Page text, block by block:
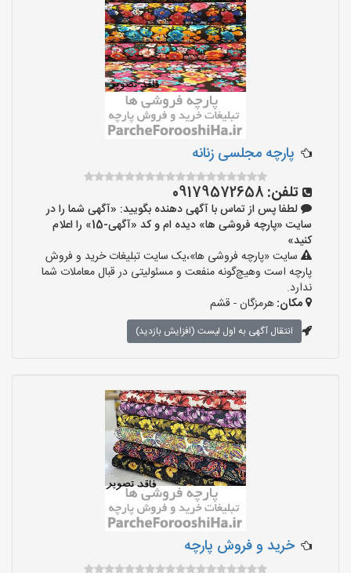
پارچه مجلسی زنانه
تلفن: 09179572658
لطفا پس از تماس با آگهی دهنده بگویید: «آگهی شما را در
سایت «پارچه فروشی ها» دیده ام و کد «آگهی-15» را اعلام
کنید»
سایت «پارچه فروشی ها»،یک سایت تبلیغات خرید و فروش
پارچه است وهیچ‌گونه منفعت و مسئولیتی در قبال معاملات شما
ندارد.
مکان:هرمزگان - قشم
انتقال آگهی به اول لیست (افزایش بازدید)
خرید و فروش پارچه